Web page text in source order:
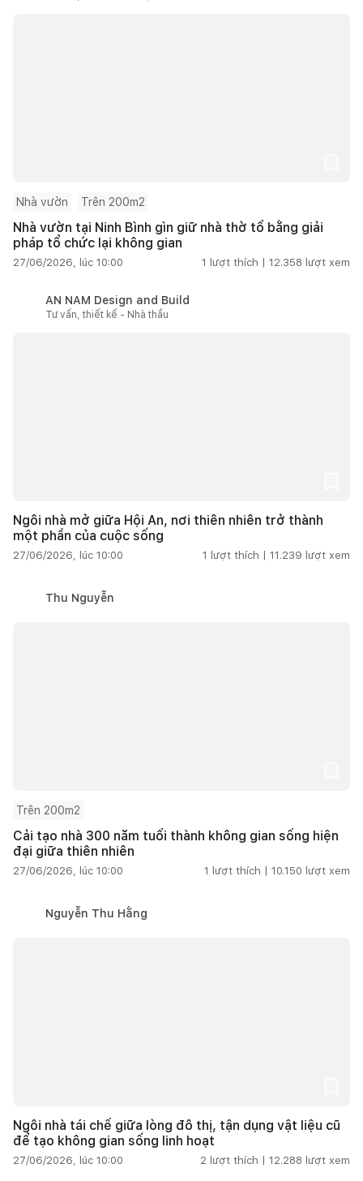
Nhà vườn Trên 200m2
Nhà vườn tại Ninh Bình gìn giữ nhà thờ tổ bằng giải
pháp tổ chức lại không gian
27/06/2026, lúc 10:00 1 lượt thích | 12.358 lượt xem
AN NAM Design and Build
Tư vấn, thiết kế - Nhà thầu
Ngôi nhà mở giữa Hội An, nơi thiên nhiên trở thành
một phần của cuộc sống
27/06/2026, lúc 10:00 1 lượt thích | 11.239 lượt xem
Thu Nguyễn
Trên 200m2
Cải tạo nhà 300 năm tuổi thành không gian sống hiện
đại giữa thiên nhiên
27/06/2026, lúc 10:00 1 lượt thích | 10.150 lượt xem
Nguyễn Thu Hằng
Ngôi nhà tái chế giữa lòng đô thị, tận dụng vật liệu cũ
để tạo không gian sống linh hoạt
27/06/2026, lúc 10:00 2 lượt thích | 12.288 lượt xem